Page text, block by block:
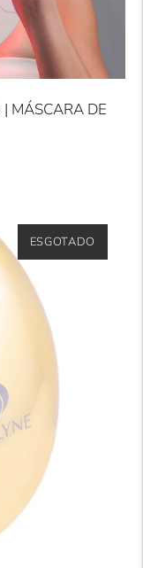
MÁSCARA DE
ESGOTADO